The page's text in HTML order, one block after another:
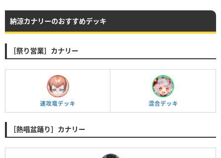
納涼カナリーのおすすめデッキ
［祭り営業］カナリー
速攻竜デッキ 混合デッキ
［熱唱盆踊り］カナリー